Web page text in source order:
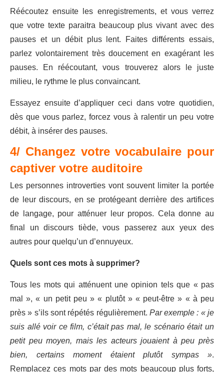
Réécoutez ensuite les enregistrements, et vous verrez
que votre texte paraitra beaucoup plus vivant avec des
pauses et un débit plus lent. Faites différents essais,
parlez volontairement très doucement en exagérant les
pauses. En réécoutant, vous trouverez alors le juste
milieu, le rythme le plus convaincant.
Essayez ensuite d’appliquer ceci dans votre quotidien,
dès que vous parlez, forcez vous à ralentir un peu votre
débit, à insérer des pauses.
4/ Changez votre vocabulaire pour
captiver votre auditoire
Les personnes introverties vont souvent limiter la portée
de leur discours, en se protégeant derrière des artifices
de langage, pour atténuer leur propos. Cela donne au
final un discours tiède, vous passerez aux yeux des
autres pour quelqu’un d’ennuyeux.
Quels sont ces mots à supprimer?
Tous les mots qui atténuent une opinion tels que « pas
mal », « un petit peu » « plutôt » « peut-être » « à peu
près » s’ils sont répétés régulièrement. Par exemple : « je
suis allé voir ce film, c’était pas mal, le scénario était un
petit peu moyen, mais les acteurs jouaient à peu près
bien, certains moment étaient plutôt sympas ».
Remplacez ces mots par des mots beaucoup plus forts,